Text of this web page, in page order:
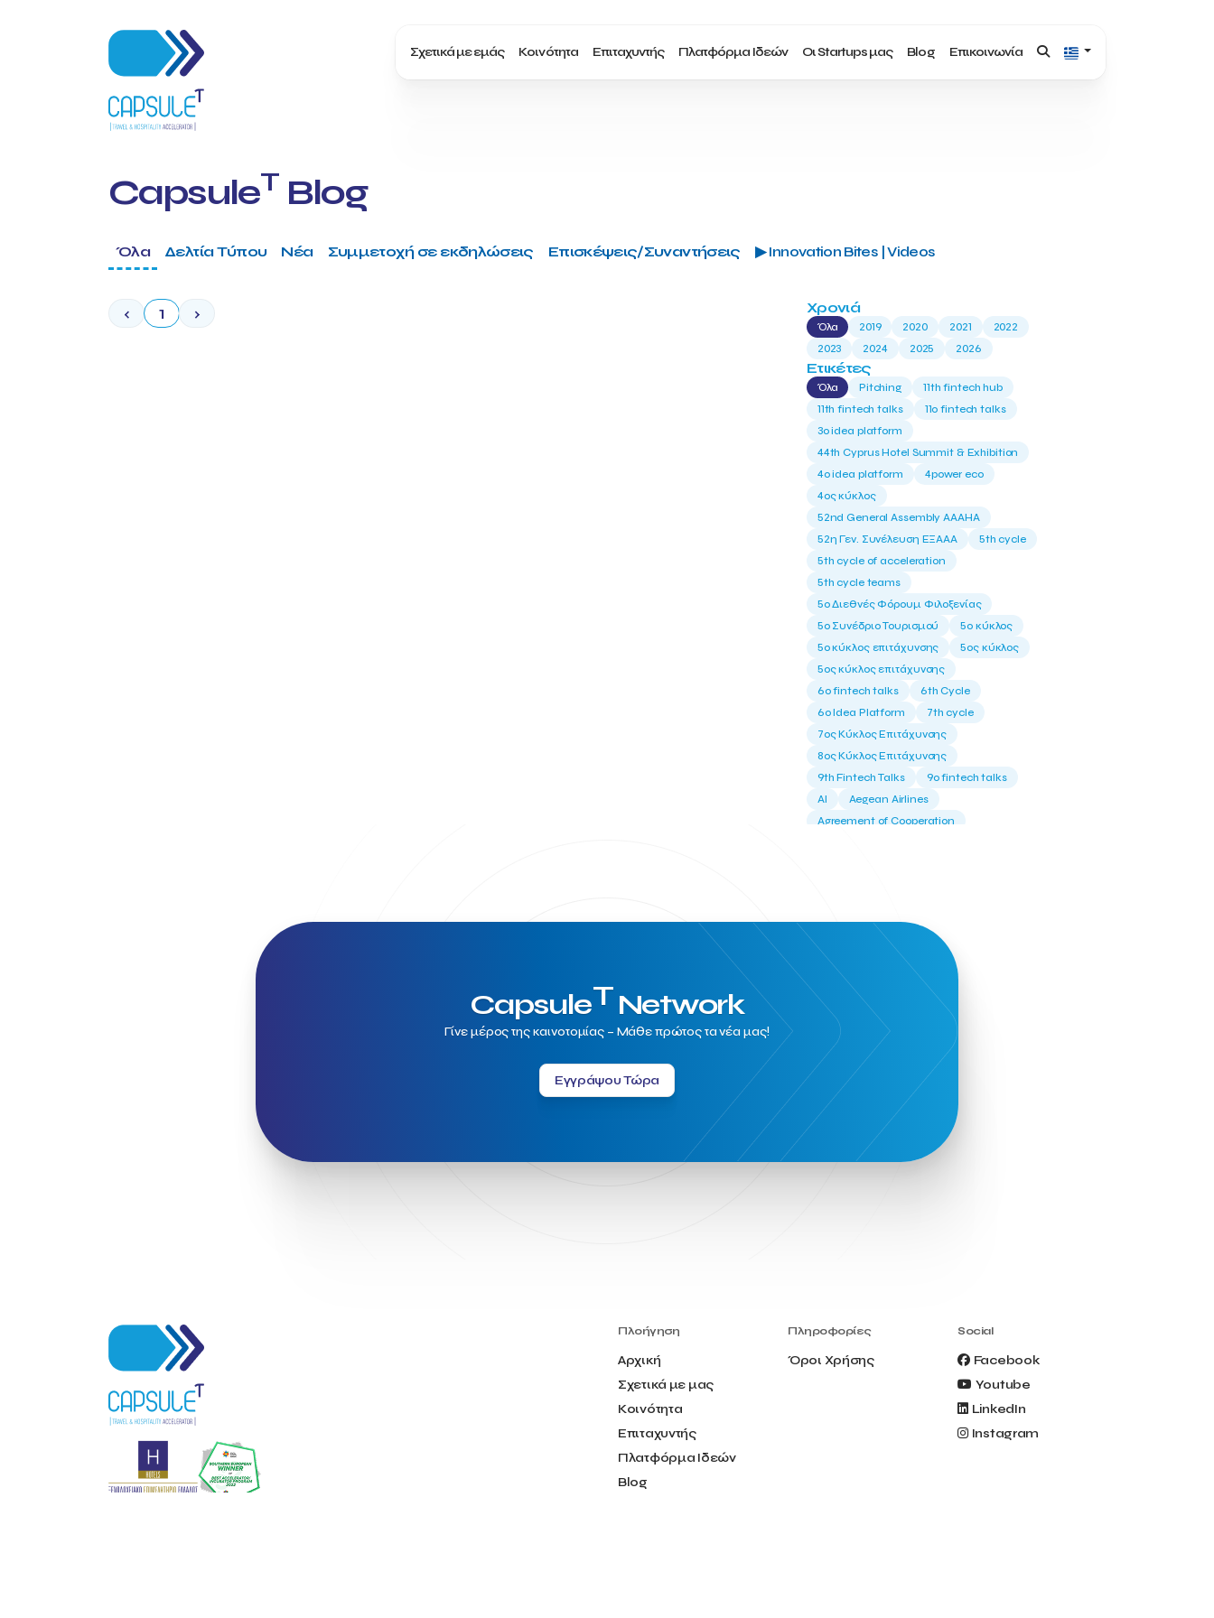
Σχετικά με εμάς Κοινότητα Επιταχυντής Πλατφόρμα Ιδεών Οι Startups μας Blog Επικοινωνία
CapsuleT Blog
Όλα Δελτία Τύπου Νέα Συμμετοχή σε εκδηλώσεις Επισκέψεις/Συναντήσεις ▶ Innovation Bites | Videos
‹ 1 › Χρονιά
Όλα 2019 2020 2021
2022
2023
2024 2025 2026
Ετικέτες
Όλα Pitching
11th fintech hub
11th fintech talks
11ο fintech talks
3o idea platform
44th Cyprus Hotel Summit & Exhibition
4o idea platform
4power eco
4ος κύκλος
52nd General Assembly AAAHA
52η Γεν. Συνέλευση ΕΞΑΑΑ
5th cycle
5th cycle of acceleration
5th cycle teams
5ο Διεθνές Φόρουμ Φιλοξενίας
5ο Συνέδριο Τουρισμού
5ο κύκλος
5ο κύκλος επιτάχυνσης
5ος κύκλος
5ος κύκλος επιτάχυνσης
6o fintech talks
6th Cycle
6ο Idea Platform
7th cycle
7ος Κύκλος Επιτάχυνσης
8ος Κύκλος Επιτάχυνσης
9th Fintech Talks
9ο fintech talks
AI
Aegean Airlines
Agreement of Cooperation
Amirandes Grecotel Boutique Resort
Angela Gerekou
Applications
Archimedes Center
Artificial Intelligence
Athens News Agency
Athens University of Economics &
Business
Best accelerator
Best incubator
Bizrupt
Booths 34-35
Borrn
Boutique Hotel
Cactus Royal Spa & Resort Hotel.
Campsaround
Canaves Oia Suites
Creta Maris
Creta Palm
Culture
Deliverback
CapsuleTNetwork
Γίνε μέρος της καινοτομίας – Μάθε πρώτος τα νέα μας!
Εγγράψου Τώρα
Πλοήγηση
Αρχική
Σχετικά με μας
Κοινότητα
Επιταχυντής
Πλατφόρμα Ιδεών
Blog
Πληροφορίες
Όροι Χρήσης
Social
Facebook
Youtube
LinkedIn
Instagram